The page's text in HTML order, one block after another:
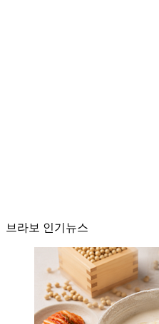
브라보 인기뉴스